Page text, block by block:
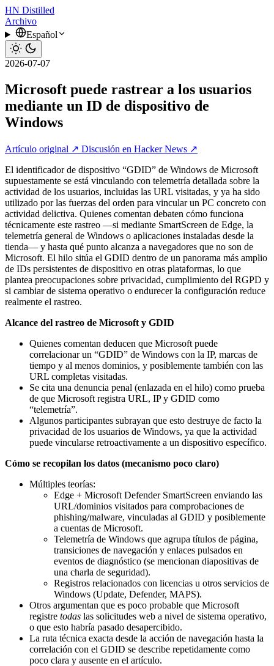
HN Distilled
Archivo
Español
2026-07-07
Microsoft puede rastrear a los usuarios
mediante un ID de dispositivo de
Windows
Artículo original ↗ Discusión en Hacker News ↗
El identificador de dispositivo “GDID” de Windows de Microsoft
supuestamente se está vinculando con telemetría detallada sobre la
actividad de los usuarios, incluidas las URL visitadas, y ya ha sido
utilizado por las fuerzas del orden para vincular un PC concreto con
actividad delictiva. Quienes comentan debaten cómo funciona
técnicamente este rastreo —si mediante SmartScreen de Edge, la
telemetría general de Windows o aplicaciones instaladas desde la
tienda— y hasta qué punto alcanza a navegadores que no son de
Microsoft. El hilo sitúa el GDID dentro de un panorama más amplio
de IDs persistentes de dispositivo en otras plataformas, lo que
plantea preocupaciones sobre privacidad, cumplimiento del RGPD y
si cambiar de sistema operativo o endurecer la configuración reduce
realmente el rastreo.
Alcance del rastreo de Microsoft y GDID
Quienes comentan deducen que Microsoft puede
correlacionar un “GDID” de Windows con la IP, marcas de
tiempo y al menos dominios, y posiblemente también con las
URL completas visitadas.
Se cita una denuncia penal (enlazada en el hilo) como prueba
de que Microsoft registra URL, IP y GDID como
“telemetría”.
Algunos participantes subrayan que esto destruye de facto la
privacidad de los usuarios de Windows, ya que la actividad
puede vincularse retroactivamente a un dispositivo específico.
Cómo se recopilan los datos (mecanismo poco claro)
Múltiples teorías:
Edge + Microsoft Defender SmartScreen enviando las
URL/dominios visitados para comprobaciones de
phishing/malware, vinculadas al GDID y posiblemente
a cuentas de Microsoft.
Telemetría de Windows que agrupa títulos de página,
transiciones de navegación y enlaces pulsados en
eventos de diagnóstico (se mencionan diapositivas de
una charla de seguridad).
Registros relacionados con licencias u otros servicios de
Windows (Update, Defender, MAPS).
Otros argumentan que es poco probable que Microsoft
registre todas las solicitudes web a nivel de sistema operativo,
o que esto habría pasado desapercibido.
La ruta técnica exacta desde la acción de navegación hasta la
correlación con el GDID se describe repetidamente como
poco clara y ausente en el artículo.